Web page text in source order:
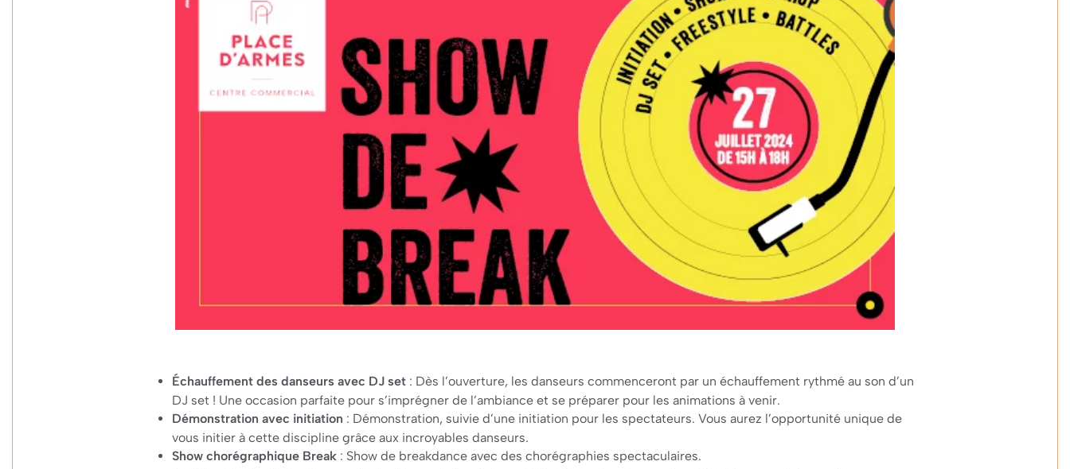
Échauffement des danseurs avec DJ set : Dès l’ouverture, les danseurs commenceront par un échauffement rythmé au son d’un
DJ set ! Une occasion parfaite pour s’imprégner de l’ambiance et se préparer pour les animations à venir.
Démonstration avec initiation : Démonstration, suivie d’une initiation pour les spectateurs. Vous aurez l’opportunité unique de
vous initier à cette discipline grâce aux incroyables danseurs.
Show chorégraphique Break : Show de breakdance avec des chorégraphies spectaculaires.